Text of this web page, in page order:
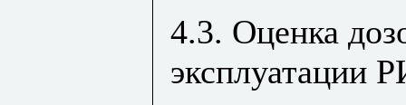
4.3. Оценка
эксплуатации